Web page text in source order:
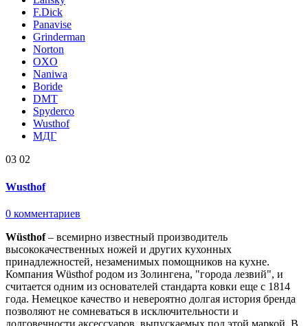
F.Dick
Panavise
Grinderman
Norton
OXO
Naniwa
Boride
DMT
Spyderco
Wusthof
МДГ
03 02
Wusthof
0 комментариев
Wüsthof– всемирно известный производитель
высококачественных ножей и других кухонных
принадлежностей, незаменимых помощников на кухне.
Компания Wüsthof родом из Золингена, "города лезвий", и
считается одним из основателей стандарта ковки еще с 1814
года. Немецкое качество и невероятно долгая история бренда
позволяют не сомневаться в исключительности и
долговечности аксессуаров, выпускаемых под этой маркой. В